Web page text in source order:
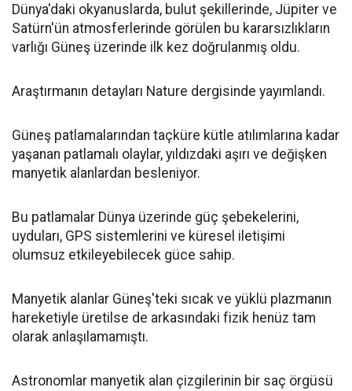
Dünya'daki okyanuslarda, bulut şekillerinde, Jüpiter ve
Satürn'ün atmosferlerinde görülen bu kararsızlıkların
varlığı Güneş üzerinde ilk kez doğrulanmış oldu.
Araştırmanın detayları Nature dergisinde yayımlandı.
Güneş patlamalarından taçküre kütle atılımlarına kadar
yaşanan patlamalı olaylar, yıldızdaki aşırı ve değişken
manyetik alanlardan besleniyor.
Bu patlamalar Dünya üzerinde güç şebekelerini,
uyduları, GPS sistemlerini ve küresel iletişimi
olumsuz etkileyebilecek güce sahip.
Manyetik alanlar Güneş'teki sıcak ve yüklü plazmanın
hareketiyle üretilse de arkasındaki fizik henüz tam
olarak anlaşılamamıştı.
Astronomlar manyetik alan çizgilerinin bir saç örgüsü